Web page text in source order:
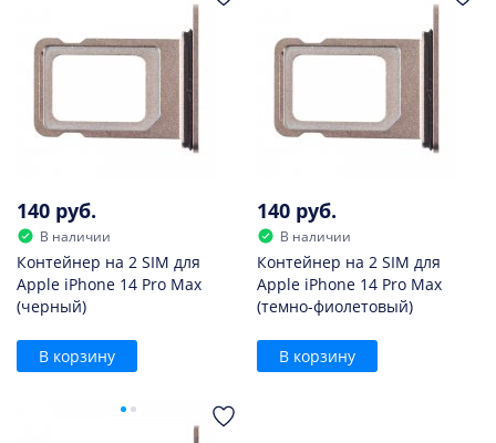
140 руб.
В наличии
Контейнер на 2 SIM для
Apple iPhone 14 Pro Max
(черный)
В корзину
140 руб.
В наличии
Контейнер на 2 SIM для
Apple iPhone 14 Pro Max
(темно-фиолетовый)
В корзину